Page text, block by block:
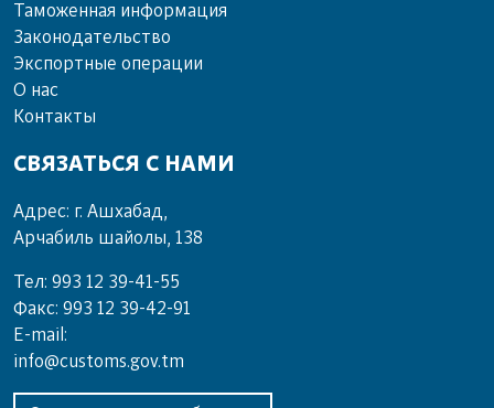
Таможенная информация
Законодательство
Экспортные операции
О нас
Контакты
СВЯЗАТЬСЯ С НАМИ
Адрес: г. Ашхабад,
Арчабиль шайолы, 138
Тел: 993 12 39-41-55
Факс: 993 12 39-42-91
E-mail:
info@customs.gov.tm